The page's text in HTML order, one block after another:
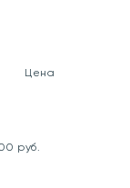
Цена
руб.